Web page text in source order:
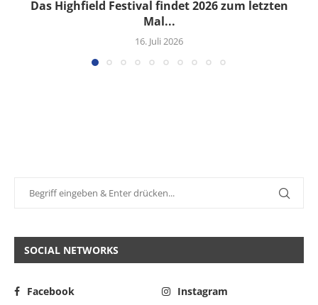
Das Highfield Festival findet 2026 zum letzten
Mal...
16. Juli 2026
SOCIAL NETWORKS
Facebook
Instagram